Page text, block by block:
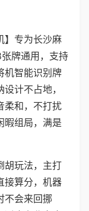
】专为长沙麻
牌通用，支持
机智能识别牌
计不占地，
柔和，不打扰
暇组局，满是
胡玩法，主打
接算分，机器
不会来回挪